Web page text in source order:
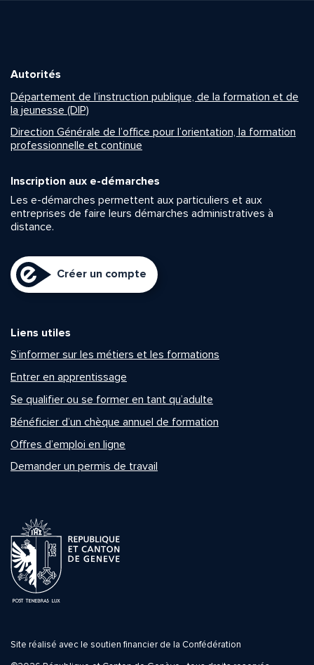
Autorités
Département de l’instruction publique, de la formation et de
la jeunesse (DIP)
Direction Générale de l’office pour l’orientation, la formation
professionnelle et continue
Inscription aux e-démarches
Les e-démarches permettent aux particuliers et aux
entreprises de faire leurs démarches administratives à
distance.
Créer un compte
Liens utiles
S’informer sur les métiers et les formations
Entrer en apprentissage
Se qualifier ou se former en tant qu’adulte
Bénéficier d’un chèque annuel de formation
Offres d’emploi en ligne
Demander un permis de travail
Site réalisé avec le soutien financier de la Confédération